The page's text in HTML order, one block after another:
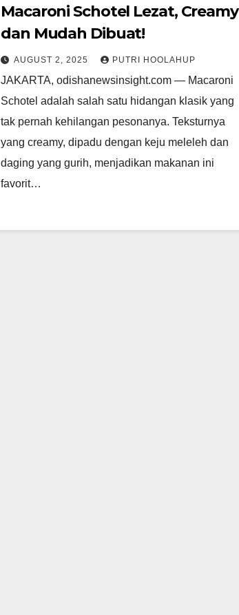
Macaroni Schotel Lezat, Creamy
dan Mudah Dibuat!
AUGUST 2, 2025 PUTRI HOOLAHUP
JAKARTA, odishanewsinsight.com — Macaroni
Schotel adalah salah satu hidangan klasik yang
tak pernah kehilangan pesonanya. Teksturnya
yang creamy, dipadu dengan keju meleleh dan
daging yang gurih, menjadikan makanan ini
favorit…